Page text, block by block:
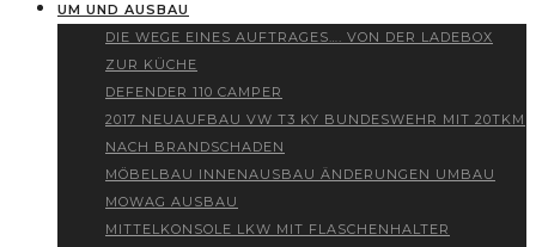
UM UND AUSBAU
DIE WEGE EINES AUFTRAGES…. VON DER LADEBOX
ZUR KÜCHE
DEFENDER 110 CAMPER
2017 NEUAUFBAU VW T3 KY BUNDESWEHR MIT 20TKM
NACH BRANDSCHADEN
MÖBELBAU INNENAUSBAU ÄNDERUNGEN UMBAU
MOWAG AUSBAU
MITTELKONSOLE LKW MIT FLASCHENHALTER